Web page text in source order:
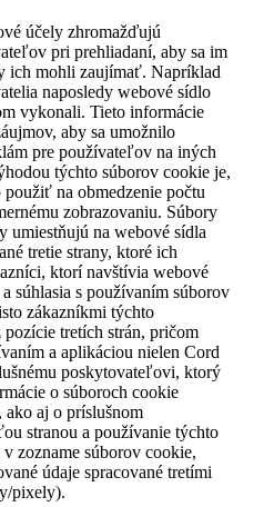
účely zhromažďujú
pri prehliadaní, aby sa im
ich mohli zaujímať. Napríklad
naposledy webové sídlo
vykonali. Tieto informácie
aby sa umožnilo
pre používateľov na iných
týchto súborov cookie je,
na obmedzenie počtu
zobrazovaniu. Súbory
umiestňujú na webové sídla
tretie strany, ktoré ich
ktorí navštívia webové
súhlasia s používaním súborov
zákazníkmi týchto
tretích strán, pričom
a aplikáciou nielen Cord
poskytovateľovi, ktorý
o súboroch cookie
ako aj o príslušnom
stranou a používanie týchto
zozname súborov cookie,
údaje spracované tretími
pixely).